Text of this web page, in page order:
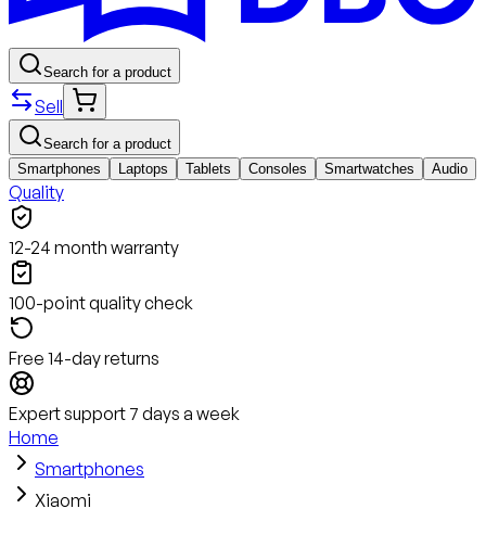
Search for a product
Sell
Search for a product
Smartphones
Laptops Tablets Consoles Smartwatches Audio
Quality
12-24 month warranty
100-point quality check
Free 14-day returns
Expert support 7 days a week
Home
Smartphones
Xiaomi